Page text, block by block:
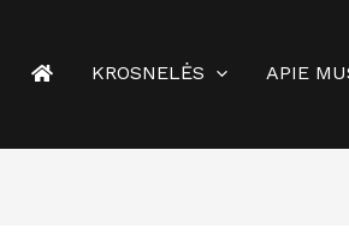
KROSNELĖS APIE